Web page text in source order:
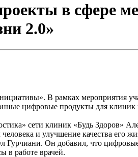
в сфере
2.0»
В рамках мероприятия
цифровые продукты для
сети клиник «Будь Здоров»
и улучшение качества его
Он добавил, что
в работе врачей.